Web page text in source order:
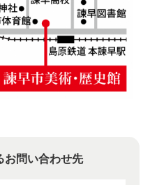
お問い合わせ先